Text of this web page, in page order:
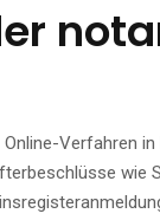
Verfahren
wie